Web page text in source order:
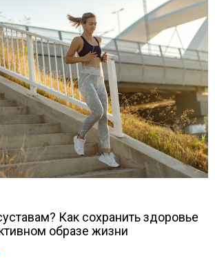
Как сохранить здоровье
образе жизни